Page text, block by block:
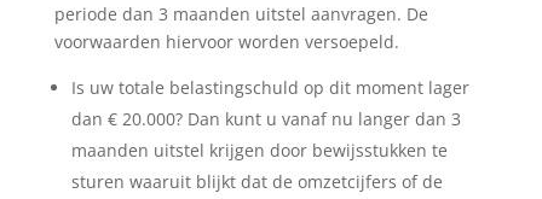
periode dan 3 maanden uitstel aanvragen. De
voorwaarden hiervoor worden versoepeld.
Is uw totale belastingschuld op dit moment lager
dan € 20.000? Dan kunt u vanaf nu langer dan 3
maanden uitstel krijgen door bewijsstukken te
sturen waaruit blijkt dat de omzetcijfers of de